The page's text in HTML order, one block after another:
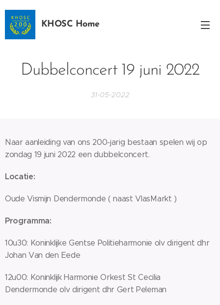
KHOSC Home
Dubbelconcert 19 juni 2022
31-05-2022
Naar aanleiding van ons 200-jarig bestaan spelen wij op
zondag 19 juni 2022 een dubbelconcert.
Locatie:
Oude Vismijn Dendermonde ( naast VlasMarkt )
Programma:
10u30: Koninklijke Gentse Politieharmonie olv dirigent dhr
Johan Van den Eede
12u00: Koninklijk Harmonie Orkest St Cecilia
Dendermonde olv dirigent dhr Gert Peleman